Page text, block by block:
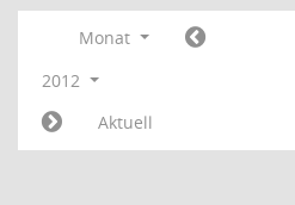
Monat
2012
Aktuell